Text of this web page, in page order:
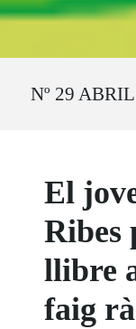
Nº 29
El
Ribes
llibre
faig